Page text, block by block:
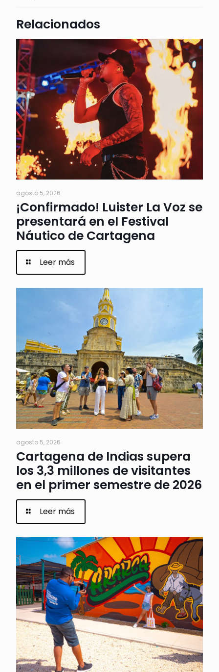
Relacionados
agosto 5, 2026
¡Confirmado! Luister La Voz se
presentará en el Festival
Náutico de Cartagena
Leer más
agosto 5, 2026
Cartagena de Indias supera
los 3,3 millones de visitantes
en el primer semestre de 2026
Leer más